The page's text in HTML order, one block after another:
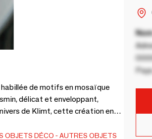
de motifs en mosaïque
délicat et enveloppant,
de Klimt, cette création en
et lumineuse des femmes
de Grasse : Jasmin –
OBJETS DÉCO
AUTRES OBJETS